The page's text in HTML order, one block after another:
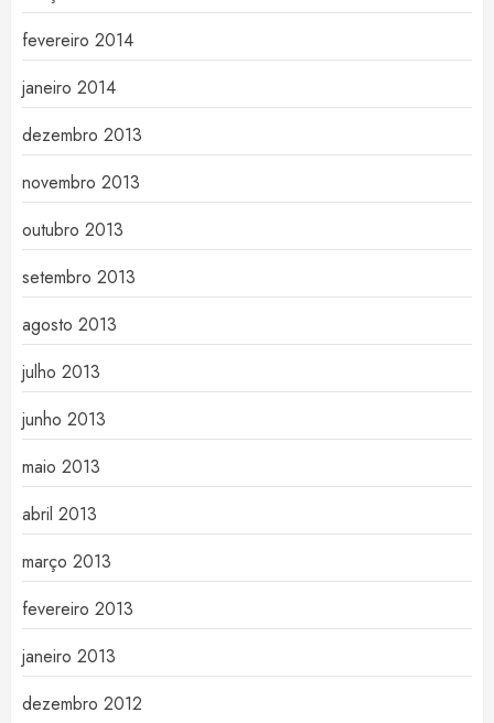
fevereiro 2014
janeiro 2014
dezembro 2013
novembro 2013
outubro 2013
setembro 2013
agosto 2013
julho 2013
junho 2013
maio 2013
abril 2013
março 2013
fevereiro 2013
janeiro 2013
dezembro 2012